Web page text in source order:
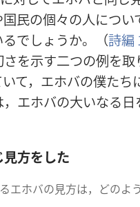
民の個々の人につい
でしょうか。（詩編
を示す二つの例を
て，エホバの僕たち
エホバの大いなる
方をした
エホバの見方は，どのよ